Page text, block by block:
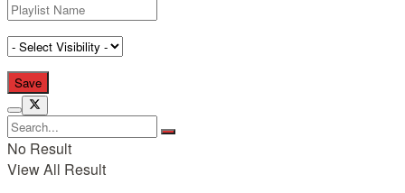
No Result
View All Result